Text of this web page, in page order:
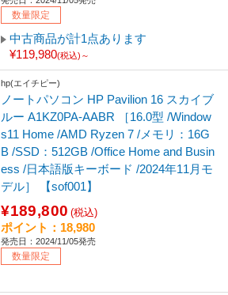
数量限定
中古商品が計1点あります
¥119,980(税込)～
hp(エイチピー)
ノートパソコン HP Pavilion 16 スカイブ
ルー A1KZ0PA-AABR ［16.0型 /Window
s11 Home /AMD Ryzen 7 /メモリ：16G
B /SSD：512GB /Office Home and Busin
ess /日本語版キーボード /2024年11月モ
デル］ 【sof001】
¥189,800 (税込)
ポイント：18,980
発売日：2024/11/05発売
数量限定